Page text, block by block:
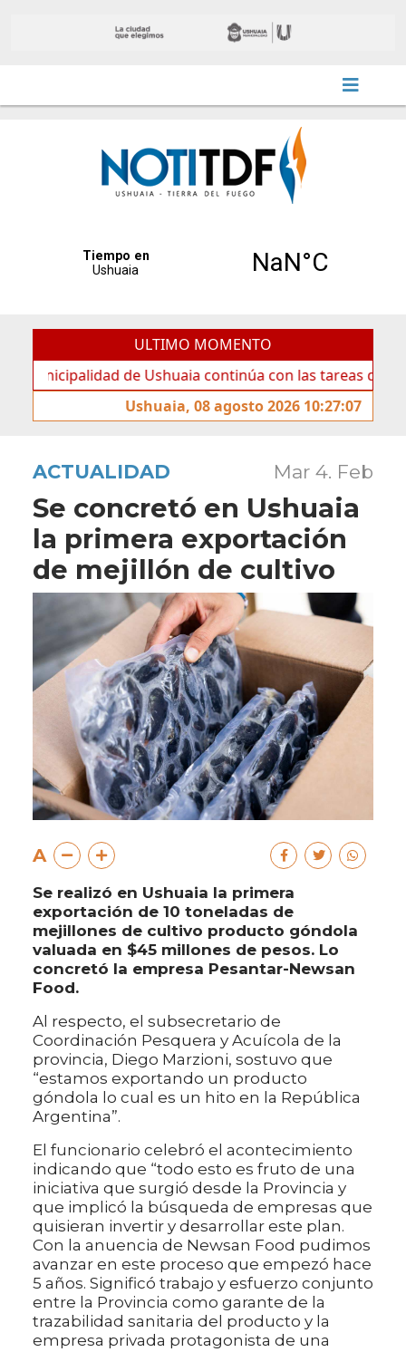
ULTIMO MOMENTO
de Ushuaia continúa con las tareas de
Ushuaia, 08 agosto 2026 10:27:07
ACTUALIDAD Mar 4. Feb
Se concretó en Ushuaia
la primera exportación
de mejillón de cultivo
A
Se realizó en Ushuaia la primera
exportación de 10 toneladas de
mejillones de cultivo producto góndola
valuada en $45 millones de pesos. Lo
concretó la empresa Pesantar-Newsan
Food.
Al respecto, el subsecretario de
Coordinación Pesquera y Acuícola de la
provincia, Diego Marzioni, sostuvo que
“estamos exportando un producto
góndola lo cual es un hito en la República
Argentina”.
El funcionario celebró el acontecimiento
indicando que “todo esto es fruto de una
iniciativa que surgió desde la Provincia y
que implicó la búsqueda de empresas que
quisieran invertir y desarrollar este plan.
Con la anuencia de Newsan Food pudimos
avanzar en este proceso que empezó hace
5 años. Significó trabajo y esfuerzo conjunto
entre la Provincia como garante de la
trazabilidad sanitaria del producto y la
empresa privada protagonista de una